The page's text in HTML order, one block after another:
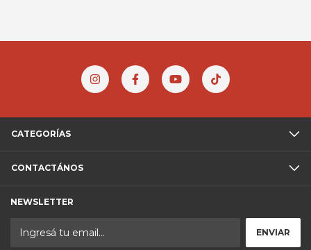
CATEGORÍAS
CONTACTÁNOS
NEWSLETTER